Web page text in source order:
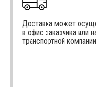
Доставка может
в офис заказчика или
транспортной компании